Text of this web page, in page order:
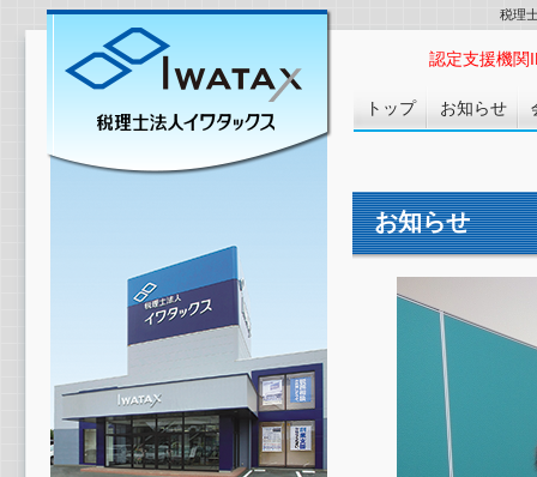
税理
認定支援機関
お知らせ
トップ お知らせ